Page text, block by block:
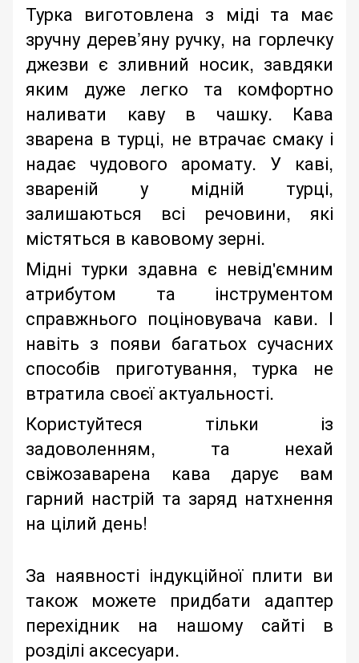
Турка виготовлена з міді та має
зручну дерев’яну ручку, на горлечку
джезви є зливний носик, завдяки
яким дуже легко та комфортно
наливати каву в чашку. Кава
зварена в турці, не втрачає смаку і
надає чудового аромату. У каві,
звареній у мідній турці,
залишаються всі речовини, які
містяться в кавовому зерні.
Мідні турки здавна є невід'ємним
атрибутом та інструментом
справжнього поціновувача кави. І
навіть з появи багатьох сучасних
способів приготування, турка не
втратила своєї актуальності.
Користуйтеся тільки із
задоволенням, та нехай
свіжозаварена кава дарує вам
гарний настрій та заряд натхнення
на цілий день!
За наявності індукційної плити ви
також можете придбати адаптер
перехідник на нашому сайті в
розділі аксесуари.